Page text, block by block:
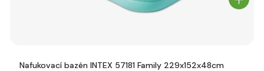
Nafukovací bazén INTEX 57181 Family 229x152x48cm